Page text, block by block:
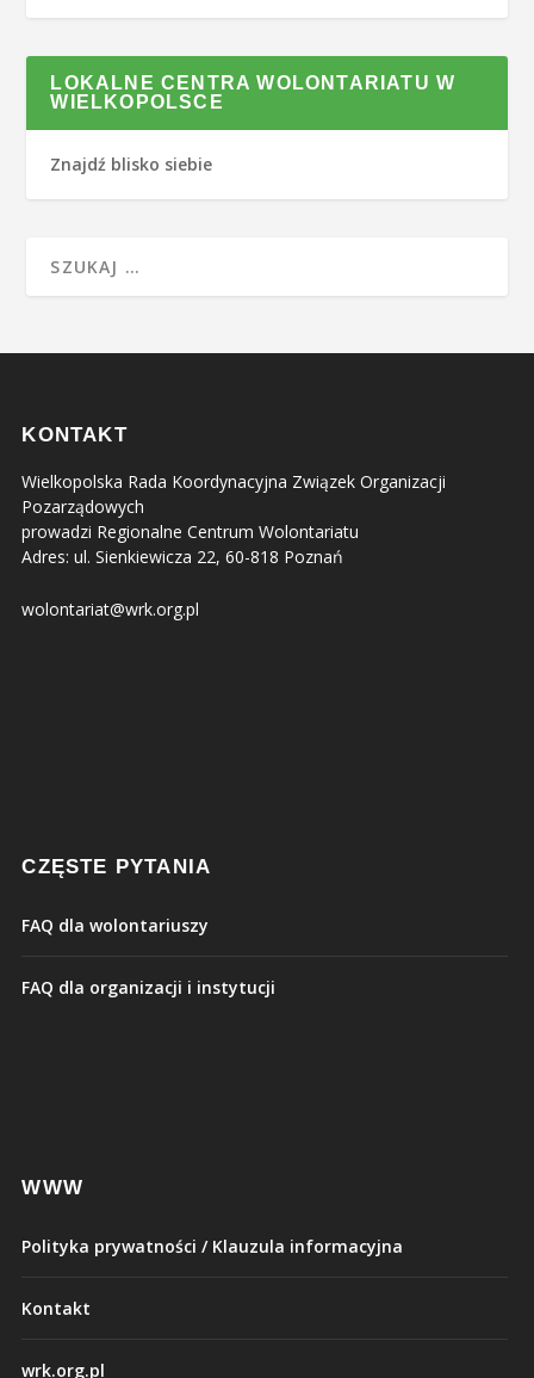
LOKALNE CENTRA WOLONTARIATU W
WIELKOPOLSCE
Znajdź blisko siebie
KONTAKT
Wielkopolska Rada Koordynacyjna Związek Organizacji
Pozarządowych
prowadzi Regionalne Centrum Wolontariatu
Adres: ul. Sienkiewicza 22, 60-818 Poznań
wolontariat@wrk.org.pl
CZĘSTE PYTANIA
FAQ dla wolontariuszy
FAQ dla organizacji i instytucji
WWW
Polityka prywatności / Klauzula informacyjna
Kontakt
wrk.org.pl